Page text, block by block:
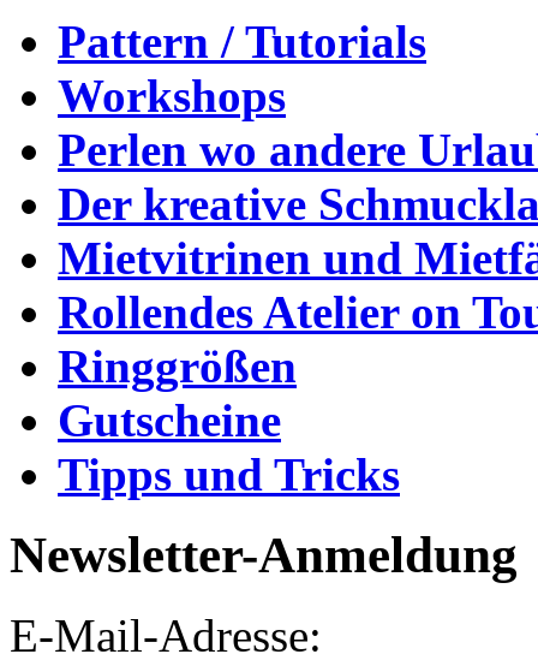
Pattern / Tutorials
Workshops
Perlen wo andere
Der kreative
Mietvitrinen und
Rollendes Atelier on
Ringgrößen
Gutscheine
Tipps und Tricks
Newsletter-Anmeldung
E-Mail-Adresse: